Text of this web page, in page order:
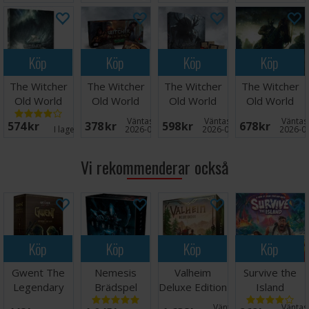
Antal spelare: 1-5
Ålder: 14+
Speltid: 90-150 minuter
Språk: Engelska
Köp
The Witcher
Old World
Skellinge Exp
574 SEK I lager: 1
Köp
The Witcher
Old World
Adventure
Pack
378 SEK Väntas in:
2026-09-30
Köp
The Witcher
Old World
Monster Trail
Exp
598 SEK Väntas in:
2026-09-30
Köp
The Witcher
Old World
Wild Hunt Exp
678 SEK 2026-
Vi rekommenderar också
Köp
Gwent The
Legendary
Köp
Nemesis
Brädspel
Köp
Valheim
Deluxe Edition
Brädspel
Köp
Survive the
Island
Brädspel